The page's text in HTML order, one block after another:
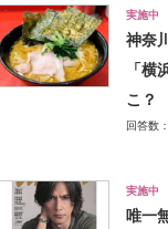
実施中
神奈
「横
こ？
回答数
実施中
唯一